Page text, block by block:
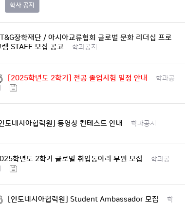
학사 공지
장학재단 / 아시아교류협회 글로벌 문화 리더십 프로
램 STAFF 모집 공고
학과공지
[2025학년도 2학기] 전공 졸업시험 일정 안내
학과공
도네시아협력원] 동영상 컨테스트 안내 학과공지
학년도 2학기 글로벌 취업동아리 부원 모집
학과공
[인도네시아협력원] Student Ambassador 모집
학